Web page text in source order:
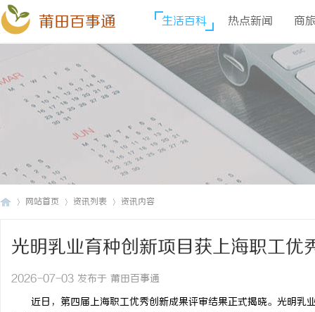
莆田百事通 生活百科 热点新闻 商
网站首页 资讯列表 资讯内容
光明乳业育种创新项目获上海职工优
2026-07-03 发布于 莆田百事通
近日，第四届上海职工优秀创新成果评审结果正式揭晓。光明